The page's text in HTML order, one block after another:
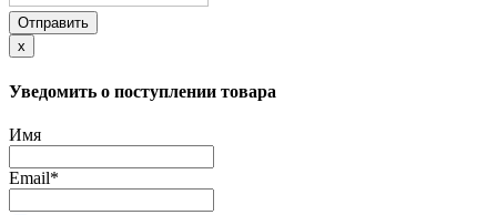
Отправить
x
Уведомить о поступлении товара
Имя
Email*